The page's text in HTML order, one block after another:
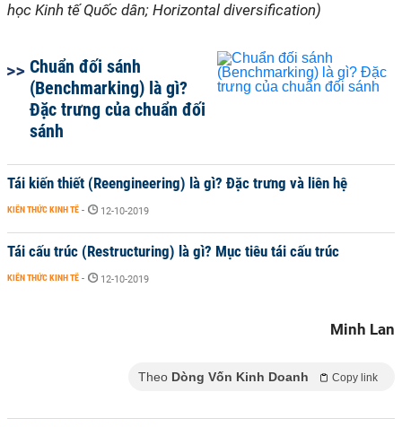
học Kinh tế Quốc dân; Horizontal diversification)
Chuẩn đối sánh
(Benchmarking) là gì?
Đặc trưng của chuẩn đối
sánh
Tái kiến thiết (Reengineering) là gì? Đặc trưng và liên hệ
KIẾN THỨC KINH TẾ - 12-10-2019
Tái cấu trúc (Restructuring) là gì? Mục tiêu tái cấu trúc
KIẾN THỨC KINH TẾ - 12-10-2019
Minh Lan
Theo Dòng Vốn Kinh Doanh Copy link